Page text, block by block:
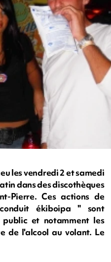
les vendredi 2 et samedi
dans des discothèques
Pierre. Ces actions de
ékiboipa " sont
et notamment les
de l'alcool au volant. Le